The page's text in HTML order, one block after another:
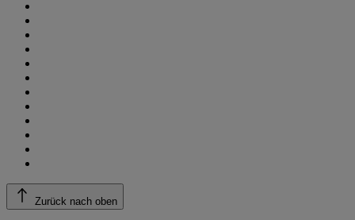
Zurück nach oben